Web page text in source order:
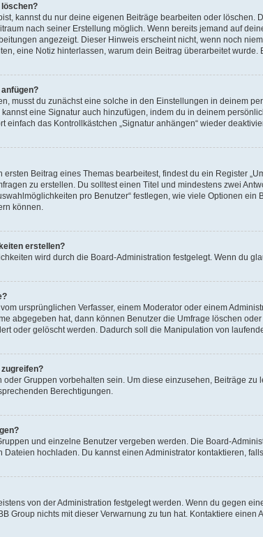
kannst du nur deine eigenen Beiträge bearbeiten oder
nach seiner Erstellung möglich. Wenn bereits jemand auf
angezeigt. Dieser Hinweis erscheint nicht, wenn noch
eine Notiz hinterlassen, warum dein Beitrag überarbeitet
musst du zunächst eine solche in den Einstellungen in deinem
kannst eine Signatur auch hinzufügen, indem du in deinem
einfach das Kontrollkästchen „Signatur anhängen“ wieder
Beitrag eines Themas bearbeitest, findest du ein Register
zu erstellen. Du solltest einen Titel und mindestens zwei
pro Benutzer“ festlegen, wie viele Optionen
können.
erstellen?
wird durch die Board-Administration festgelegt. Wenn du
ursprünglichen Verfasser, einem Moderator oder einem
abgegeben hat, dann können Benutzer die Umfrage löschen
oder gelöscht werden. Dadurch soll die Manipulation von
Gruppen vorbehalten sein. Um diese einzusehen, Beiträge
Berechtigungen.
und einzelne Benutzer vergeben werden. Die Board-
hochladen. Du kannst einen Administrator kontaktieren,
von der Administration festgelegt werden. Wenn du gegen
Group nichts mit dieser Verwarnung zu tun hat. Kontaktiere einen